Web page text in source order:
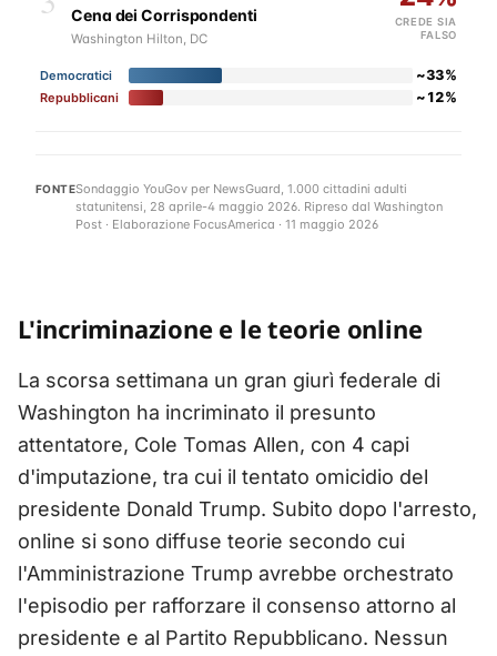
Cena dei Corrispondenti
Washington Hilton, DC
CREDE SIA
FALSO
Democratici ~33%
Repubblicani ~12%
FONTESondaggio YouGov per NewsGuard, 1.000 cittadini adulti
statunitensi, 28 aprile-4 maggio 2026. Ripreso dal Washington
Post · Elaborazione FocusAmerica · 11 maggio 2026
L'incriminazione e le teorie online
La scorsa settimana un gran giurì federale di
Washington ha incriminato il presunto
attentatore, Cole Tomas Allen, con 4 capi
d'imputazione, tra cui il tentato omicidio del
presidente Donald Trump. Subito dopo l'arresto,
online si sono diffuse teorie secondo cui
l'Amministrazione Trump avrebbe orchestrato
l'episodio per rafforzare il consenso attorno al
presidente e al Partito Repubblicano. Nessun